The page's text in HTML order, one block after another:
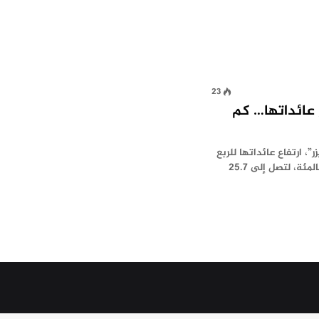
23
كم
ارتفاع عائداتها للربع
الأول من العام الحالي، بنسبة 77 بالمئة، لتصل إلى 25.7